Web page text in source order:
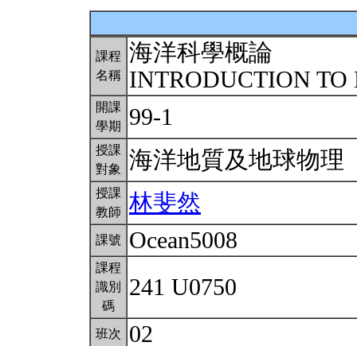
課程
名稱
海洋科學概論
INTRODUCTION
開課
學期
99-1
授課
對象
海洋地質及地球物理
授課
教師
林斐然
課號 Ocean5008
課程
識別
碼
241 U0750
班次 02